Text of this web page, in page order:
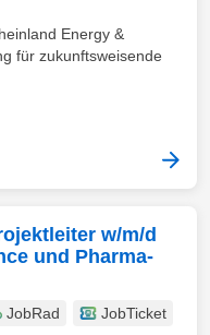
Energy &
für zukunftsweisende
w/m/d
und Pharma-
JobRad
JobTicket